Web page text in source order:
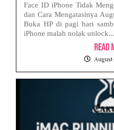
Face ID iPhone Tidak
dan Cara Mengatasinya
Buka HP di pagi hari
iPhone malah nolak unlock...
Read
August